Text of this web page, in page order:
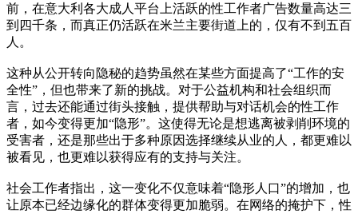
前，在意大利各大成人平台上活跃的性工作者广告数量高达三
到四千条，而真正仍活跃在米兰主要街道上的，仅有不到五百
人。
这种从公开转向隐秘的趋势虽然在某些方面提高了“工作的安
全性”，但也带来了新的挑战。对于公益机构和社会组织而
言，过去还能通过街头接触，提供帮助与对话机会的性工作
者，如今变得更加“隐形”。这使得无论是想逃离被剥削环境的
受害者，还是那些出于多种原因选择继续从业的人，都更难以
被看见，也更难以获得应有的支持与关注。
社会工作者指出，这一变化不仅意味着“隐形人口”的增加，也
让原本已经边缘化的群体变得更加脆弱。在网络的掩护下，性